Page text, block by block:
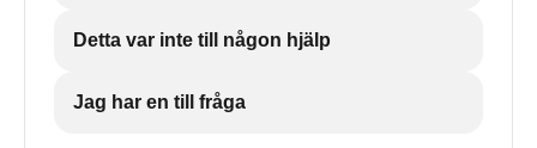
Detta var inte till någon hjälp
Jag har en till fråga